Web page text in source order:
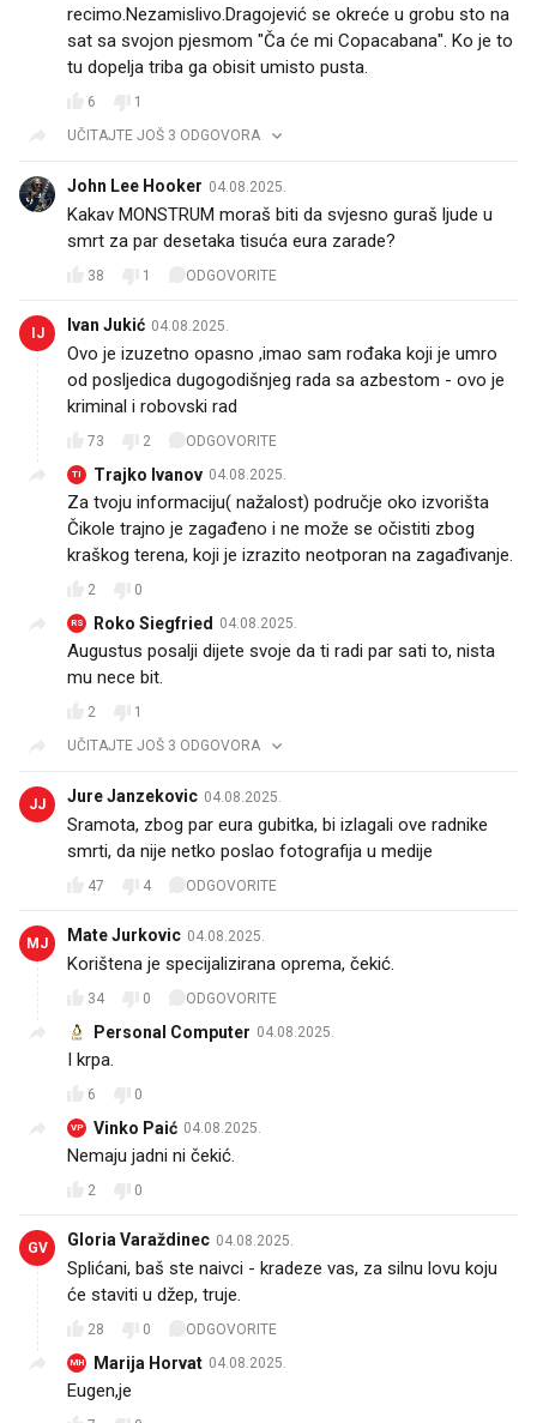
recimo.Nezamislivo.Dragojević se okreće u grobu sto na
sat sa svojon pjesmom "Ča će mi Copacabana". Ko je to
tu dopelja triba ga obisit umisto pusta.
6
1
UČITAJTE JOŠ 3 ODGOVORA
John Lee Hooker 04.08.2025.
Kakav MONSTRUM moraš biti da svjesno guraš ljude u
smrt za par desetaka tisuća eura zarade?
38 1 ODGOVORITE
IJ Ivan Jukić 04.08.2025.
Ovo je izuzetno opasno ,imao sam rođaka koji je umro
od posljedica dugogodišnjeg rada sa azbestom - ovo je
kriminal i robovski rad
73 2 ODGOVORITE
TI Trajko Ivanov 04.08.2025.
Za tvoju informaciju( nažalost) područje oko izvorišta
Čikole trajno je zagađeno i ne može se očistiti zbog
kraškog terena, koji je izrazito neotporan na zagađivanje.
2 0
RS Roko Siegfried 04.08.2025.
Augustus posalji dijete svoje da ti radi par sati to, nista
mu nece bit.
2
1
UČITAJTE JOŠ 3 ODGOVORA
JJ Jure Janzekovic 04.08.2025.
Sramota, zbog par eura gubitka, bi izlagali ove radnike
smrti, da nije netko poslao fotografija u medije
47 4 ODGOVORITE
MJ Mate Jurkovic 04.08.2025.
Korištena je specijalizirana oprema, čekić.
34 0 ODGOVORITE
Personal Computer 04.08.2025.
I krpa.
6 0
VP Vinko Paić 04.08.2025.
Nemaju jadni ni čekić.
2 0
GV Gloria Varaždinec 04.08.2025.
Splićani, baš ste naivci - kradeze vas, za silnu lovu koju
će staviti u džep, truje.
28 0 ODGOVORITE
MH Marija Horvat 04.08.2025.
Eugen,je